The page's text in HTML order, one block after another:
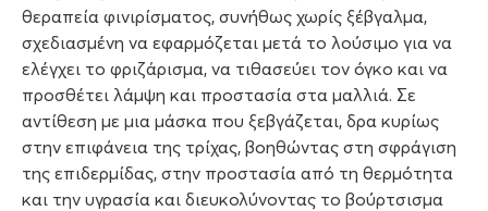
θεραπεία φινιρίσματος, συνήθως χωρίς ξέβγαλμα,
σχεδιασμένη να εφαρμόζεται μετά το λούσιμο για να
ελέγχει το φριζάρισμα, να τιθασεύει τον όγκο και να
προσθέτει λάμψη και προστασία στα μαλλιά. Σε
αντίθεση με μια μάσκα που ξεβγάζεται, δρα κυρίως
στην επιφάνεια της τρίχας, βοηθώντας στη σφράγιση
της επιδερμίδας, στην προστασία από τη θερμότητα
και την υγρασία και διευκολύνοντας το βούρτσισμα